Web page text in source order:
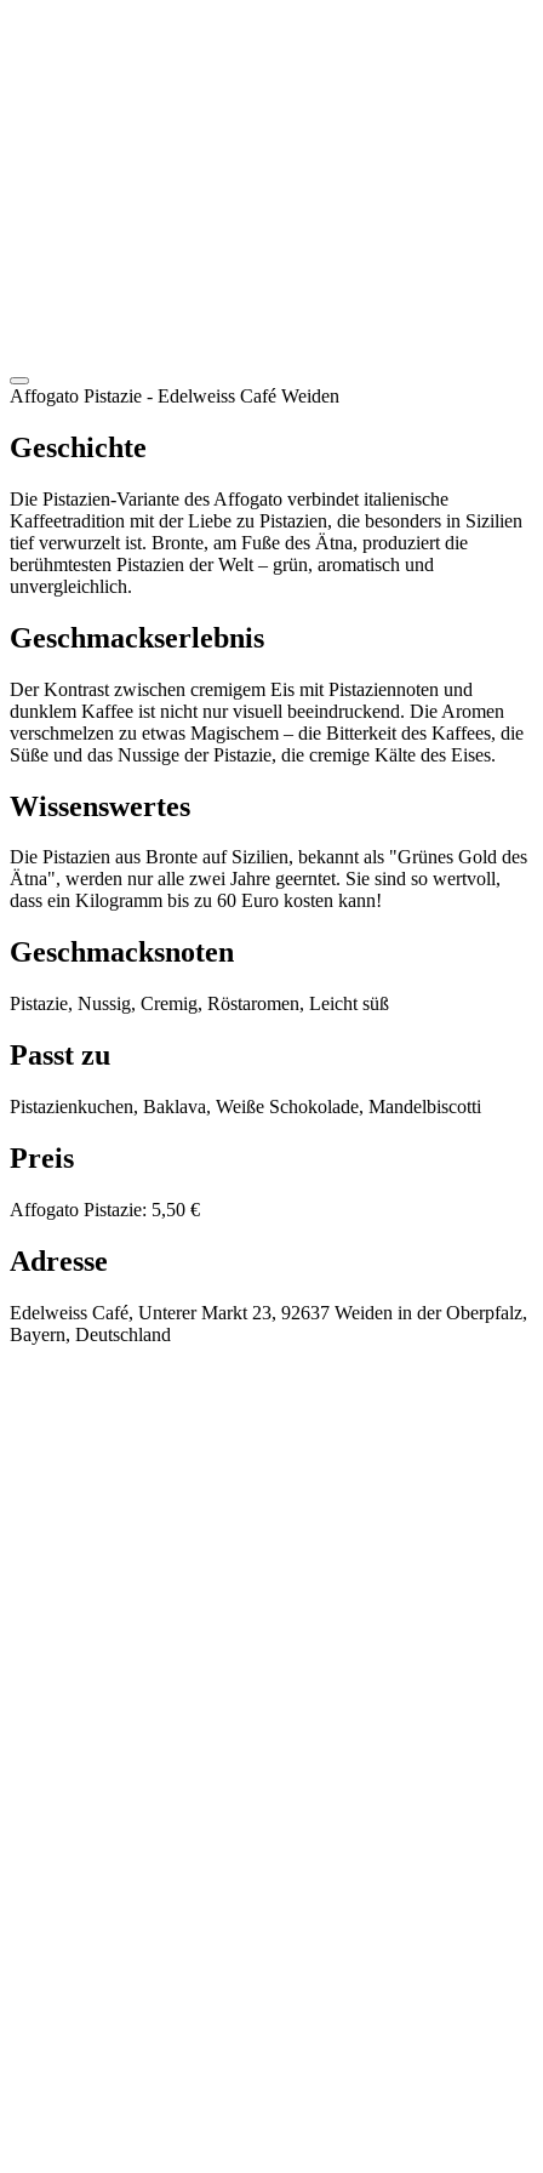
Affogato Pistazie - Edelweiss Café Weiden
Geschichte
Die Pistazien-Variante des Affogato verbindet italienische
Kaffeetradition mit der Liebe zu Pistazien, die besonders in Sizilien
tief verwurzelt ist. Bronte, am Fuße des Ätna, produziert die
berühmtesten Pistazien der Welt – grün, aromatisch und
unvergleichlich.
Geschmackserlebnis
Der Kontrast zwischen cremigem Eis mit Pistaziennoten und
dunklem Kaffee ist nicht nur visuell beeindruckend. Die Aromen
verschmelzen zu etwas Magischem – die Bitterkeit des Kaffees, die
Süße und das Nussige der Pistazie, die cremige Kälte des Eises.
Wissenswertes
Die Pistazien aus Bronte auf Sizilien, bekannt als "Grünes Gold des
Ätna", werden nur alle zwei Jahre geerntet. Sie sind so wertvoll,
dass ein Kilogramm bis zu 60 Euro kosten kann!
Geschmacksnoten
Pistazie, Nussig, Cremig, Röstaromen, Leicht süß
Passt zu
Pistazienkuchen, Baklava, Weiße Schokolade, Mandelbiscotti
Preis
Affogato Pistazie: 5,50 €
Adresse
Edelweiss Café, Unterer Markt 23, 92637 Weiden in der Oberpfalz,
Bayern, Deutschland